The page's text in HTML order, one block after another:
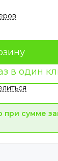
в один
сумме